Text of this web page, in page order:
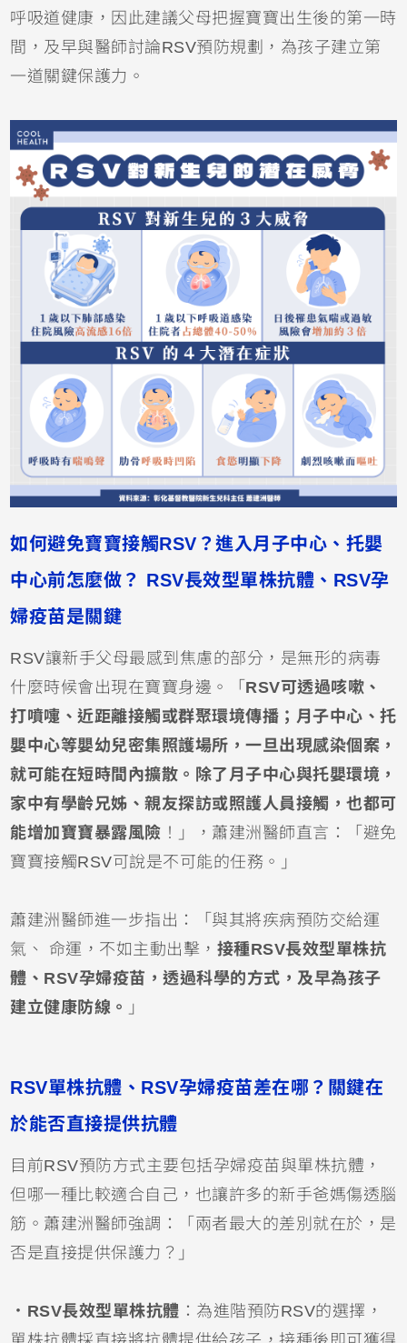
呼吸道健康，因此建議父母把握寶寶出生後的第一時
間，及早與醫師討論RSV預防規劃，為孩子建立第
一道關鍵保護力。
如何避免寶寶接觸RSV？進入月子中心、托嬰
中心前怎麼做？ RSV長效型單株抗體、RSV孕
婦疫苗是關鍵
RSV讓新手父母最感到焦慮的部分，是無形的病毒
什麼時候會出現在寶寶身邊。「 RSV可透過咳嗽、
打噴嚏、近距離接觸或群聚環境傳播； 月子中心 、托
嬰中心等嬰幼兒密集照護場所，一旦出現感染個案，
就可能在短時間內擴散。除了月子中心與托嬰環境，
家中有學齡兄姊、親友探訪或照護人員接觸，也都可
能增加寶寶暴露風險 ！」，蕭建洲醫師直言：「避免
寶寶接觸RSV可說是不可能的任務。」
蕭建洲醫師進一步指出：「與其將疾病預防交給運
氣、 命運，不如主動出擊， 接種RSV長效型單株抗
體、 RSV孕婦疫苗 ，透過科學的方式，及早為孩子
建立健康防線。 」
RSV單株抗體、RSV孕婦疫苗差在哪？關鍵在
於能否直接提供抗體
目前RSV預防方式主要包括孕婦疫苗與單株抗體，
但哪一種比較適合自己，也讓許多的新手爸媽傷透腦
筋。蕭建洲醫師強調：「兩者最大的差別就在於，是
否是直接提供保護力？」
．RSV長效型單株抗體 ：為進階預防RSV的選擇，